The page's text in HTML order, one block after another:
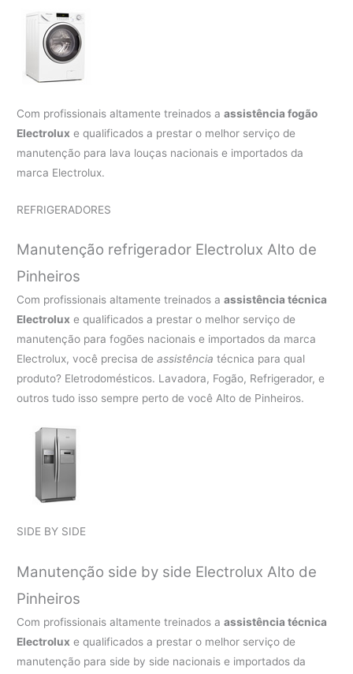
Com profissionais altamente treinados aassistência fogão
Electrolux e qualificados a prestar o melhor serviço de
manutenção para lava louças nacionais e importados da
marca Electrolux.
REFRIGERADORES
Manutenção refrigerador Electrolux Alto de
Pinheiros
Com profissionais altamente treinados aassistência técnica
Electrolux e qualificados a prestar o melhor serviço de
manutenção para fogões nacionais e importados da marca
Electrolux, você precisa deassistência técnica para qual
produto? Eletrodomésticos. Lavadora, Fogão, Refrigerador, e
outros tudo isso sempre perto de você Alto de Pinheiros.
SIDE BY SIDE
Manutenção side by side Electrolux Alto de
Pinheiros
Com profissionais altamente treinados aassistência técnica
Electrolux e qualificados a prestar o melhor serviço de
manutenção para side by side nacionais e importados da